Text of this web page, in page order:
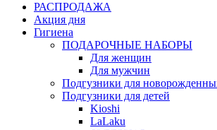
РАСПРОДАЖА
Акция дня
Гигиена
ПОДАРОЧНЫЕ НАБОРЫ
Для женщин
Для мужчин
Подгузники для
Подгузники для детей
Kioshi
LaLaku